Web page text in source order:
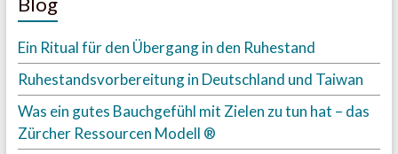
Ein Ritual für den Übergang in den Ruhestand
Ruhestandsvorbereitung in Deutschland und Taiwan
Was ein gutes Bauchgefühl mit Zielen zu tun hat – das
Zürcher Ressourcen Modell ®